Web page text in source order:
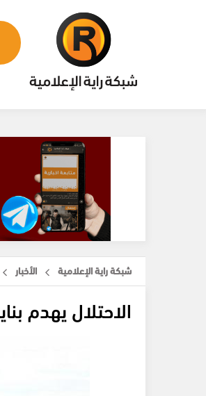
شبكة راية الإعلامية الأخبار
الاحتلال يهدم